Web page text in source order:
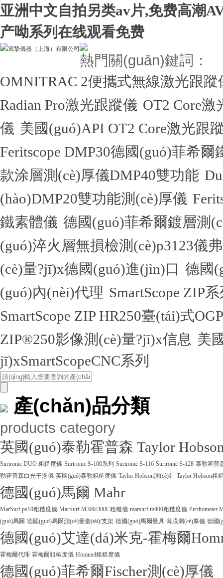
亚洲中文自拍另类av片,免费高潮
产呦系列在线观看免费
熱門關(guān)鍵詞：
OMNITRAC 2便攜式無線激光跟蹤
Radian Pro激光跟蹤儀 OT2 Core激
儀 美國(guó)API OT2 Core激光跟
Feritscope DMP30德國(guó)菲希
款涂層測(cè)厚儀DMP40雙功能
(hào)DMP20雙功能測(cè)厚儀
鐵素體儀 德國(guó)菲希爾鍍層測
(guó)淬火層無損檢測(cè)p3123儀
(cè)量?jī)x德國(guó)進(jìn)口 德國
(guó)內(nèi)代理 SmartScope ZIP
SmartScope ZIP HR250臺(tái)式
ZIP®250影像測(cè)量?jī)x信息 美
jī)xSmartScopeCNC系列
產(chǎn)品分類
products category
英國(guó)泰勒霍普森 Taylor
Surtronic DUO 粗糙度儀 Surtronic S-100系列 Surtronic S-116 Surtronic S-128 泰勒霍普
勒霍普森白光干涉儀 英國(guó)泰勒粗糙度儀 Taylor Hobson測(cè)針 Taylor Hobson粗
德國(guó)馬爾 Mahr
MarSurf ps10粗糙度儀 MarSurf M300/300C粗糙儀 marsurf m400粗糙度儀 Perthometer
(guó)馬爾 德國(guó)馬爾測(cè)量臺(tái)/支架 德國(guó)馬爾量具 薄膜測(cè)厚儀 德國
德國(guó)艾達(dá)米克-霍梅爾
霍梅爾代理 霍梅爾粗糙度儀 Hommel粗糙度儀
德國(guó)菲希爾Fischer測(cè)厚儀